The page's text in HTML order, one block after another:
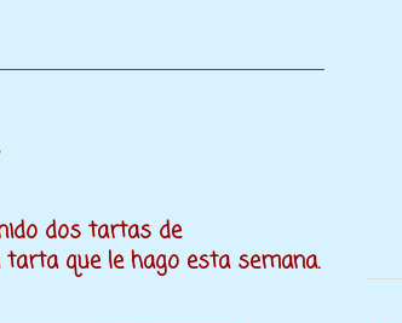
dos tartas de
que le hago esta semana.